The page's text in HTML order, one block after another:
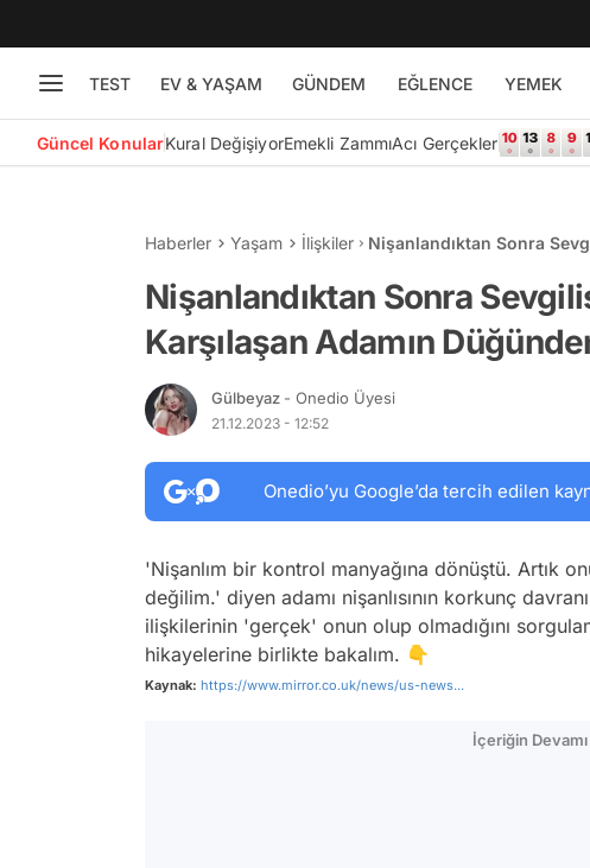
TEST EV & YAŞAM GÜNDEM EĞLENCE YEMEK
Güncel KonularKural DeğişiyorEmekli ZammıAcı Gerçekler
Haberler Yaşam İlişkiler
Nişanlandıktan Sonra
Nişanlandıktan Sonra
Karşılaşan Adamın
Gülbeyaz - Onedio Üyesi
21.12.2023 - 12:52
Onedio’yu Google’da tercih edilen
'Nişanlım bir kontrol manyağına dönüştü. Artık
değilim.' diyen adamı nişanlısının korkunç
ilişkilerinin 'gerçek' onun olup olmadığını
hikayelerine birlikte bakalım. 👇
Kaynak: https://www.mirror.co.uk/news/us-news...
İçeriğin Devamı